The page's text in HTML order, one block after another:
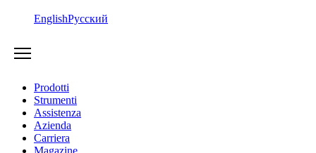
EnglishРусский
Prodotti
Strumenti
Assistenza
Azienda
Carriera
Magazine